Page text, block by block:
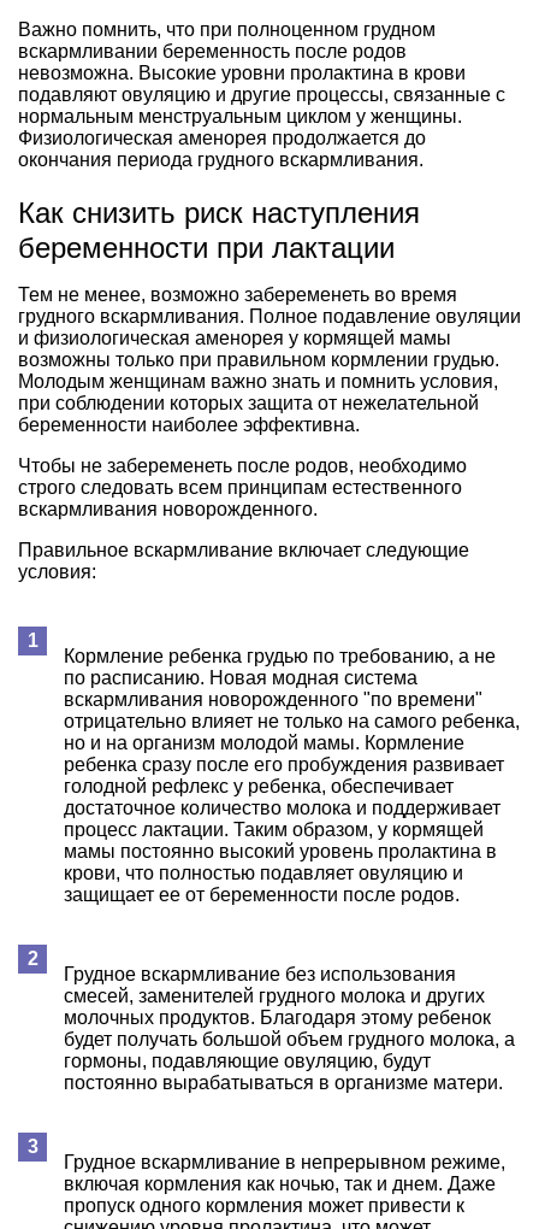
Важно помнить, что при полноценном грудном
вскармливании беременность после родов
невозможна. Высокие уровни пролактина в крови
подавляют овуляцию и другие процессы, связанные с
нормальным менструальным циклом у женщины.
Физиологическая аменорея продолжается до
окончания периода грудного вскармливания.
Как снизить риск наступления
беременности при лактации
Тем не менее, возможно забеременеть во время
грудного вскармливания. Полное подавление овуляции
и физиологическая аменорея у кормящей мамы
возможны только при правильном кормлении грудью.
Молодым женщинам важно знать и помнить условия,
при соблюдении которых защита от нежелательной
беременности наиболее эффективна.
Чтобы не забеременеть после родов, необходимо
строго следовать всем принципам естественного
вскармливания новорожденного.
Правильное вскармливание включает следующие
условия:
Кормление ребенка грудью по требованию, а не
по расписанию. Новая модная система
вскармливания новорожденного "по времени"
отрицательно влияет не только на самого ребенка,
но и на организм молодой мамы. Кормление
ребенка сразу после его пробуждения развивает
голодной рефлекс у ребенка, обеспечивает
достаточное количество молока и поддерживает
процесс лактации. Таким образом, у кормящей
мамы постоянно высокий уровень пролактина в
крови, что полностью подавляет овуляцию и
защищает ее от беременности после родов.
Грудное вскармливание без использования
смесей, заменителей грудного молока и других
молочных продуктов. Благодаря этому ребенок
будет получать большой объем грудного молока, а
гормоны, подавляющие овуляцию, будут
постоянно вырабатываться в организме матери.
Грудное вскармливание в непрерывном режиме,
включая кормления как ночью, так и днем. Даже
пропуск одного кормления может привести к